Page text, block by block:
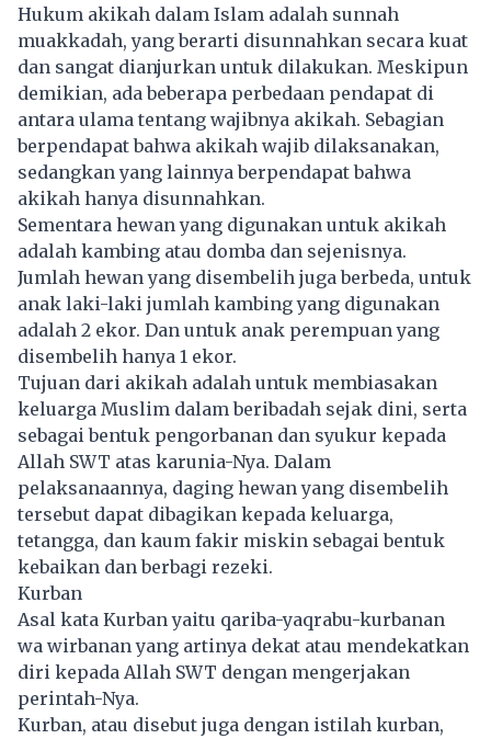
Hukum akikah dalam Islam adalah sunnah
muakkadah, yang berarti disunnahkan secara kuat
dan sangat dianjurkan untuk dilakukan. Meskipun
demikian, ada beberapa perbedaan pendapat di
antara ulama tentang wajibnya akikah. Sebagian
berpendapat bahwa akikah wajib dilaksanakan,
sedangkan yang lainnya berpendapat bahwa
akikah hanya disunnahkan.
Sementara hewan yang digunakan untuk akikah
adalah kambing atau domba dan sejenisnya.
Jumlah hewan yang disembelih juga berbeda, untuk
anak laki-laki jumlah kambing yang digunakan
adalah 2 ekor. Dan untuk anak perempuan yang
disembelih hanya 1 ekor.
Tujuan dari akikah adalah untuk membiasakan
keluarga Muslim dalam beribadah sejak dini, serta
sebagai bentuk pengorbanan dan syukur kepada
Allah SWT atas karunia-Nya. Dalam
pelaksanaannya, daging hewan yang disembelih
tersebut dapat dibagikan kepada keluarga,
tetangga, dan kaum fakir miskin sebagai bentuk
kebaikan dan berbagi rezeki.
Kurban
Asal kata Kurban yaitu qariba-yaqrabu-kurbanan
wa wirbanan yang artinya dekat atau mendekatkan
diri kepada Allah SWT dengan mengerjakan
perintah-Nya.
Kurban, atau disebut juga dengan istilah kurban,